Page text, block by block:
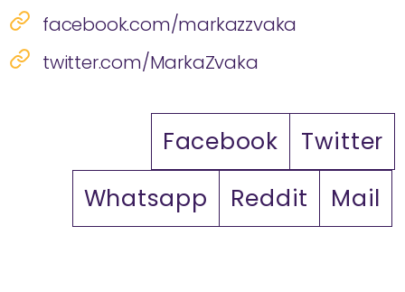
facebook.com/markazzvaka
twitter.com/MarkaZvaka
Facebook
Twitter
Whatsapp
Reddit Mail